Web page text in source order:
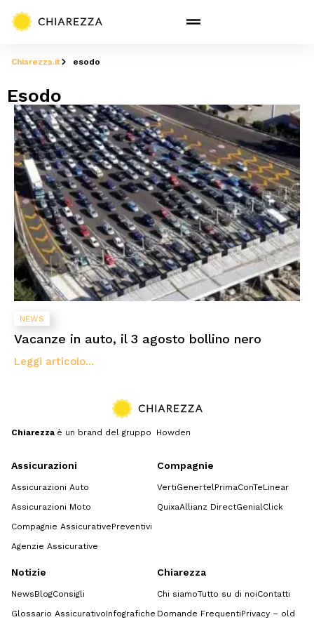
Chiarezza.it esodo
Esodo
NEWS
Vacanze in auto, il 3 agosto bollino nero
Leggi articolo...
Chiarezza è un brand del gruppo Howden
Assicurazioni
Assicurazioni Auto
Assicurazioni Moto
Compagnie AssicurativePreventivi
Agenzie Assicurative
Compagnie
VertiGenertel PrimaConTeLinear
QuixaAllianz DirectGenialClick
Notizie
NewsBlogConsigli
Glossario AssicurativoInfografiche
Chiarezza
Chi siamoTutto su di noiContatti
Domande FrequentiPrivacy – old